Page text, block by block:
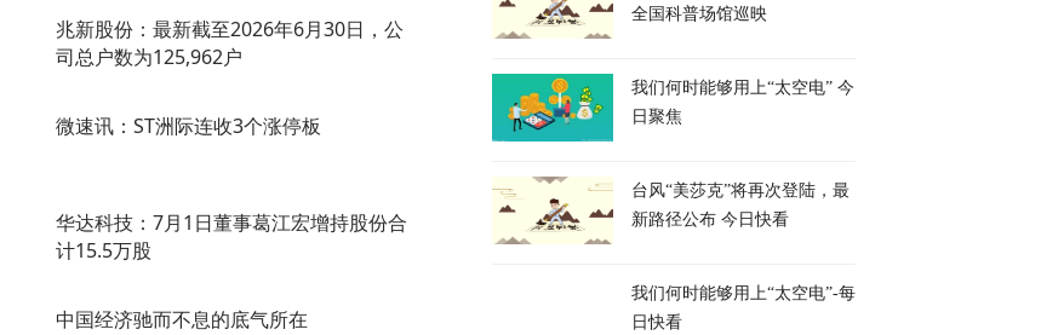
兆新股份：最新截至2026年6月30日，公
司总户数为125,962户
微速讯：ST洲际连收3个涨停板
华达科技：7月1日董事葛江宏增持股份合
计15.5万股
中国经济驰而不息的底气所在
全国科普场馆巡映
我们何时能够用上“太空电” 今
日聚焦
台风“美莎克”将再次登陆，最
新路径公布 今日快看
我们何时能够用上“太空电”-每
日快看